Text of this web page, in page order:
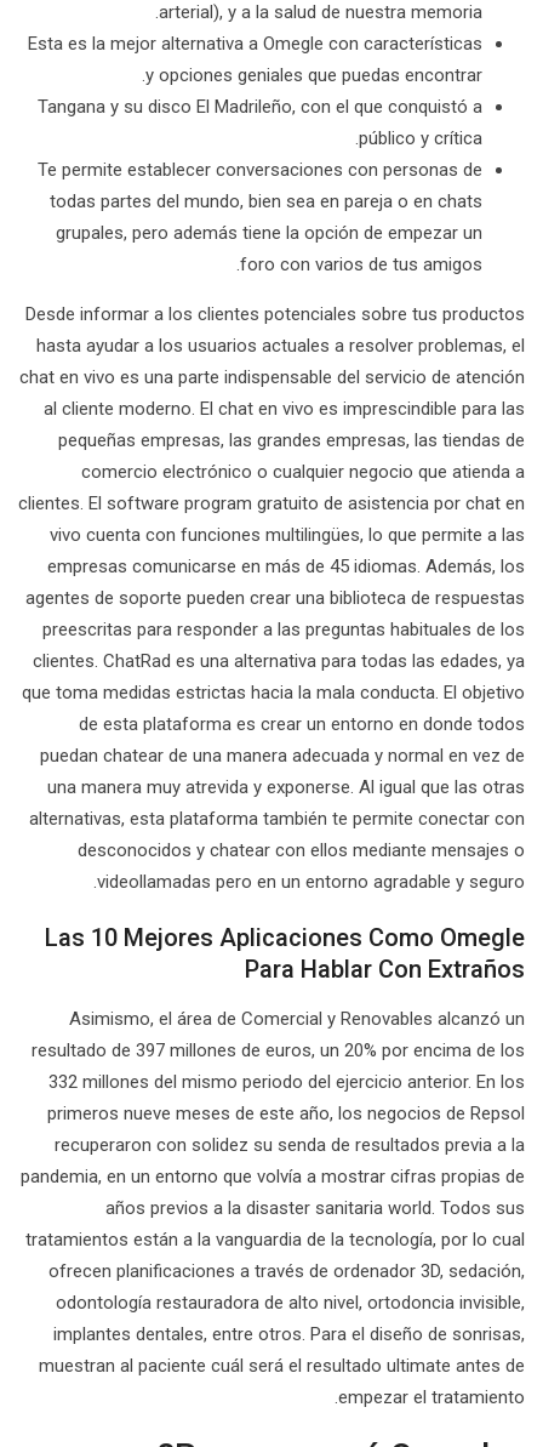
arterial), y a la salud de nuestra memoria.
Esta es la mejor alternativa a Omegle con características
y opciones geniales que puedas encontrar.
Tangana y su disco El Madrileño, con el que conquistó a
público y crítica.
Te permite establecer conversaciones con personas de
todas partes del mundo, bien sea en pareja o en chats
grupales, pero además tiene la opción de empezar un
foro con varios de tus amigos.
Desde informar a los clientes potenciales sobre tus productos
hasta ayudar a los usuarios actuales a resolver problemas, el
chat en vivo es una parte indispensable del servicio de atención
al cliente moderno. El chat en vivo es imprescindible para las
pequeñas empresas, las grandes empresas, las tiendas de
comercio electrónico o cualquier negocio que atienda a
clientes. El software program gratuito de asistencia por chat en
vivo cuenta con funciones multilingües, lo que permite a las
empresas comunicarse en más de 45 idiomas. Además, los
agentes de soporte pueden crear una biblioteca de respuestas
preescritas para responder a las preguntas habituales de los
clientes. ChatRad es una alternativa para todas las edades, ya
que toma medidas estrictas hacia la mala conducta. El objetivo
de esta plataforma es crear un entorno en donde todos
puedan chatear de una manera adecuada y normal en vez de
una manera muy atrevida y exponerse. Al igual que las otras
alternativas, esta plataforma también te permite conectar con
desconocidos y chatear con ellos mediante mensajes o
videollamadas pero en un entorno agradable y seguro.
Las 10 Mejores Aplicaciones Como Omegle
Para Hablar Con Extraños
Asimismo, el área de Comercial y Renovables alcanzó un
resultado de 397 millones de euros, un 20% por encima de los
332 millones del mismo periodo del ejercicio anterior. En los
primeros nueve meses de este año, los negocios de Repsol
recuperaron con solidez su senda de resultados previa a la
pandemia, en un entorno que volvía a mostrar cifras propias de
años previos a la disaster sanitaria world. Todos sus
tratamientos están a la vanguardia de la tecnología, por lo cual
ofrecen planificaciones a través de ordenador 3D, sedación,
odontología restauradora de alto nivel, ortodoncia invisible,
implantes dentales, entre otros. Para el diseño de sonrisas,
muestran al paciente cuál será el resultado ultimate antes de
empezar el tratamiento.